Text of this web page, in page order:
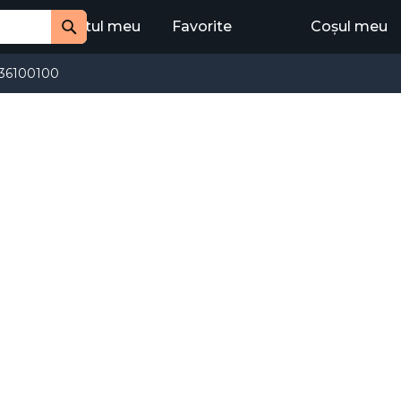
Cauta
Contul meu Favorite Coșul meu